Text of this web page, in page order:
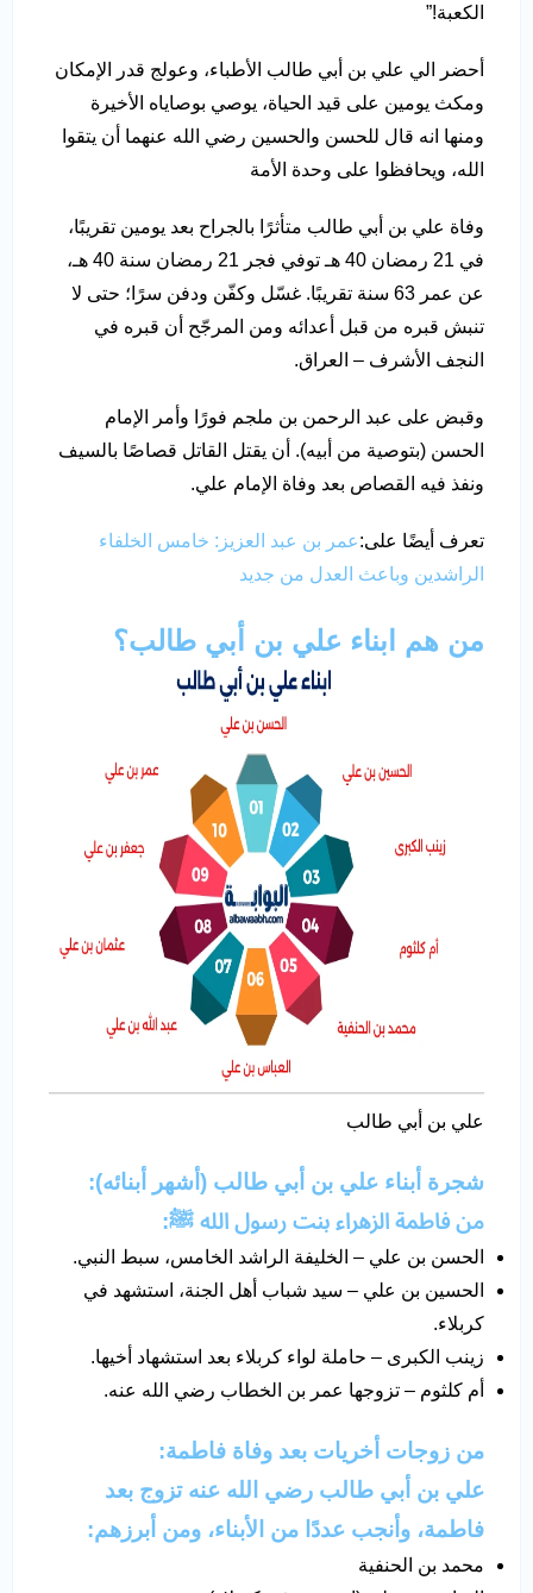
الكعبة!”
أحضر الي علي بن أبي طالب الأطباء، وعولج قدر الإمكان
ومكث يومين على قيد الحياة، يوصي بوصاياه الأخيرة
ومنها انه قال للحسن والحسين رضي الله عنهما أن يتقوا
الله، ويحافظوا على وحدة الأمة
وفاة علي بن أبي طالب متأثرًا بالجراح بعد يومين تقريبًا،
في 21 رمضان 40 هـ توفي فجر 21 رمضان سنة 40 هـ،
عن عمر 63 سنة تقريبًا. غسّل وكفّن ودفن سرًا؛ حتى لا
تنبش قبره من قبل أعدائه ومن المرجّح أن قبره في
النجف الأشرف – العراق.
وقبض على عبد الرحمن بن ملجم فورًا وأمر الإمام
الحسن (بتوصية من أبيه). أن يقتل القاتل قصاصًا بالسيف
ونفذ فيه القصاص بعد وفاة الإمام علي.
تعرف أيضًا على:عمر بن عبد العزيز: خامس الخلفاء
الراشدين وباعث العدل من جديد
من هم ابناء علي بن أبي طالب؟
علي بن أبي طالب
شجرة أبناء علي بن أبي طالب (أشهر أبنائه):
من فاطمة الزهراء بنت رسول الله ﷺ:
الحسن بن علي – الخليفة الراشد الخامس، سبط النبي.
الحسين بن علي – سيد شباب أهل الجنة، استشهد في
كربلاء.
زينب الكبرى – حاملة لواء كربلاء بعد استشهاد أخيها.
أم كلثوم – تزوجها عمر بن الخطاب رضي الله عنه.
من زوجات أخريات بعد وفاة فاطمة:
علي بن أبي طالب رضي الله عنه تزوج بعد
فاطمة، وأنجب عددًا من الأبناء، ومن أبرزهم:
محمد بن الحنفية